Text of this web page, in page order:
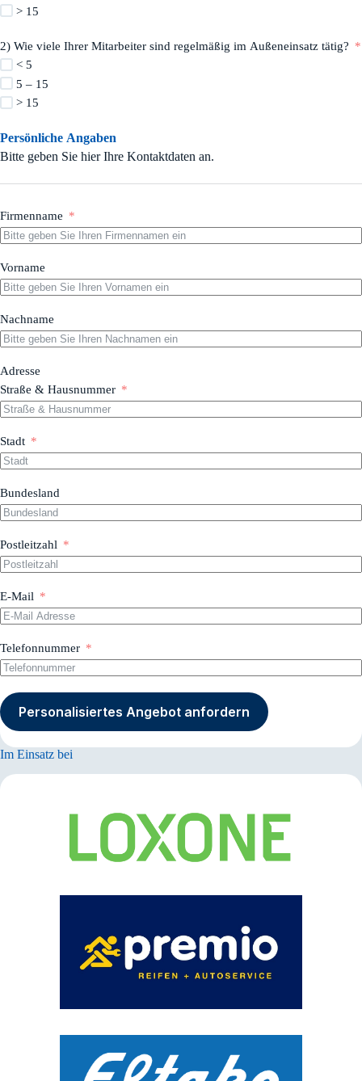
> 15
2) Wie viele Ihrer Mitarbeiter sind regelmäßig im Außeneinsatz tätig?
< 5
5 – 15
> 15
Persönliche Angaben
Bitte geben Sie hier Ihre Kontaktdaten an.
Firmenname
Vorname
Nachname
Adresse
Straße & Hausnummer
Stadt
Bundesland
Postleitzahl
E-Mail
Telefonnummer
Personalisiertes Angebot anfordern
Im Einsatz bei